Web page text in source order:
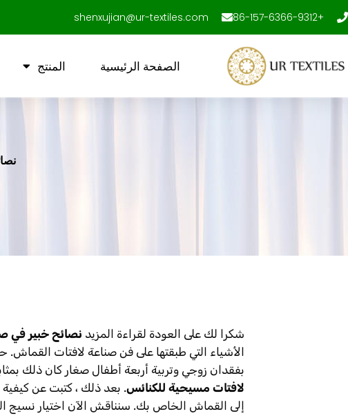
تخطى
الى
+86-157-6366-9312
shenxujian@ur-textiles.com
الصفحة الرئيسية المنتج
شكرا لك على العودة لقراءة المزيد نصائح خبير في
بفقدان زوجي وتربية أربعة أطفال صغار كان ذلك
لافتات مسيحية للكنائس. بعد ذلك ، كتبت عن كيفية
إلى القماش الخاص بك. سنناقش الآن اختيار نسيج